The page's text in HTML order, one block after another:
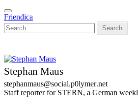
Skip
to
main
content
Toggle
navigation
Friendica
Search
Stephan Maus
stephanmaus@social.p0lymer.net
Staff reporter for STERN, a German